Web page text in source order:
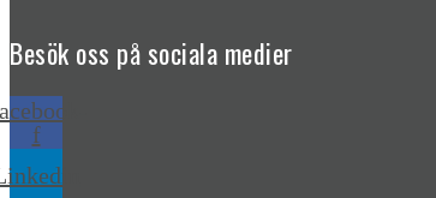
Besök oss påsociala medier
f